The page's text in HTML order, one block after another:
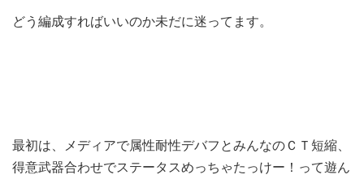
どう編成すればいいのか未だに迷ってます。
最初は、メディアで属性耐性デバフとみんなのＣＴ短縮、
得意武器合わせでステータスめっちゃたっけー！って遊ん